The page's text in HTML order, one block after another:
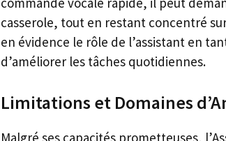
casserole, tout en restant concentré
en évidence le rôle de l’assistant en
d’améliorer les tâches quotidiennes.
Limitations et Domaines